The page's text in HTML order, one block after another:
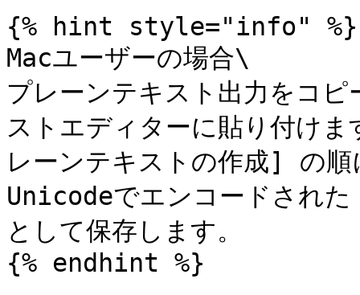
{% hint style="info" %}
Macユーザーの場合\
プレーンテキスト出力をコ
ストエディターに貼り付
レーンテキストの作成] の
Unicodeでエンコードされ
として保存します。
{% endhint %}